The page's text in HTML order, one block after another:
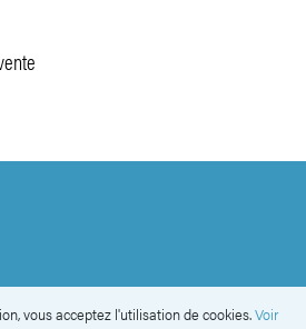
vous acceptez l'utilisation de cookies.Voir